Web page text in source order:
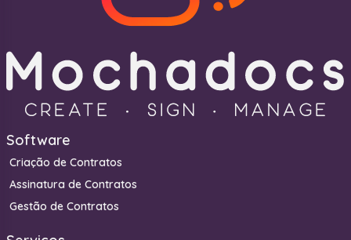
Software
Criação de Contratos
Assinatura de Contratos
Gestão de Contratos